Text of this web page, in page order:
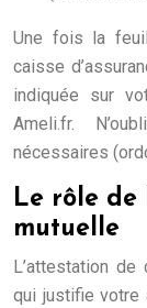
Une fois la
caisse
indiquée sur
Ameli.fr.
nécessaires
Le rôle de
mutuelle
L’attestation
qui justifie votre